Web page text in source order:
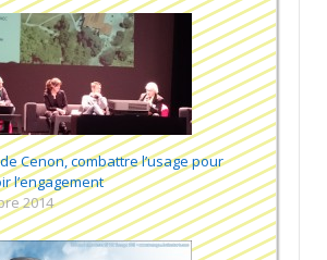
Cenon, combattre l’usage pour
l’engagement
2014